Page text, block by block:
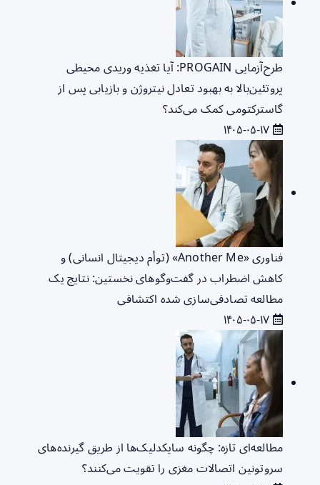
طرح‌آزمایی PROGAIN: آیا تغذیه وریدی محیطی
پروتئین‌بالا به بهبود تعادل نیتروژن و بازیابی پس از
گاسترکتومی کمک می‌کند؟
فناوری «Another Me» (توأم دیجیتال انسانی) و
کاهش اضطراب در گفت‌وگوهای نخستین: نتایج یک
مطالعه تصادفی‌سازی شده اکتشافی
مطالعه‌ای تازه: چگونه سایکدلیک‌ها از طریق گیرنده‌های
سروتونین اتصالات مغزی را تقویت می‌کنند؟